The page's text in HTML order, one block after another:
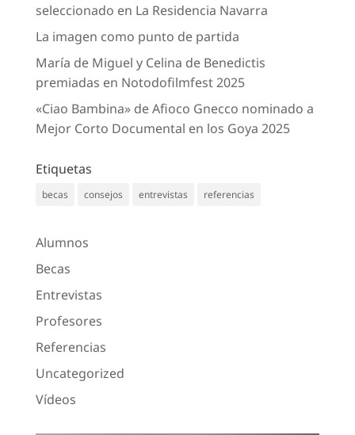
seleccionado en La Residencia Navarra
La imagen como punto de partida
María de Miguel y Celina de Benedictis
premiadas en Notodofilmfest 2025
«Ciao Bambina» de Afioco Gnecco nominado a
Mejor Corto Documental en los Goya 2025
Etiquetas
becas consejos entrevistas referencias
Alumnos
Becas
Entrevistas
Profesores
Referencias
Uncategorized
Vídeos